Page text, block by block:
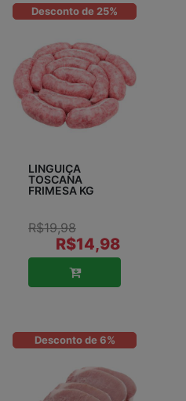
Desconto de 25%
LINGUIÇA
TOSCANA
FRIMESA KG
R$19,98
R$14,98
Desconto de 6%